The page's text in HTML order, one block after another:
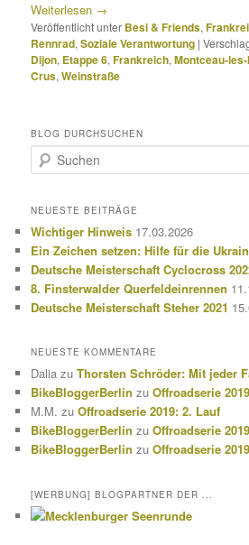
Weiterlesen →
Veröffentlicht unter Besi & Friends,
Rennrad,Soziale Verantwortung |
Dijon, Etappe 6,Frankreich,Montceau-
Crus,Weinstraße
BLOG DURCHSUCHEN
u
h
n
NEUESTE BEITRÄGE
Wichtiger Hinweis 17.03.2026
Ein Zeichen setzen: Hilfe für die
Deutsche Meisterschaft Cyclocross
8. Finsterwalder Querfeldeinrennen
Deutsche Meisterschaft Steher 2021
NEUESTE KOMMENTARE
Dalia zuThorsten Schröder: Mit jeder
BikeBloggerBerlin zuOffroadserie
M.M. zuOffroadserie 2019: 2. Lauf
BikeBloggerBerlin zuOffroadserie
BikeBloggerBerlin zuOffroadserie
[WERBUNG] BLOGPARTNER DER ...